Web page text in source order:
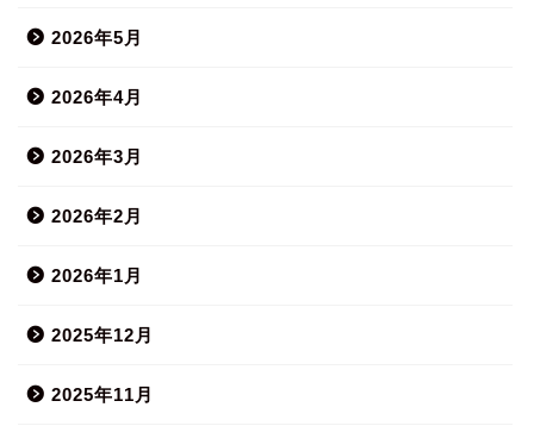
2026年5月
2026年4月
2026年3月
2026年2月
2026年1月
2025年12月
2025年11月